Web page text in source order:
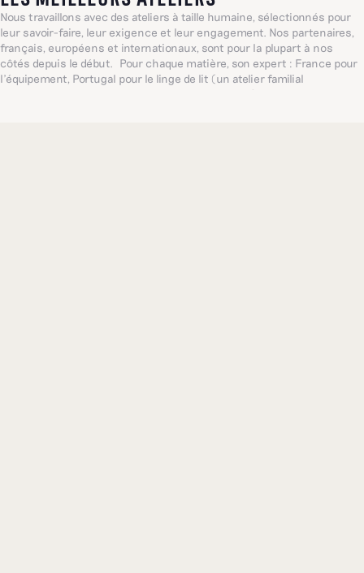
Nous travaillons avec des ateliers à taille humaine, sélectionnés pour
leur savoir-faire, leur exigence et leur engagement. Nos partenaires,
français, européens et internationaux, sont pour la plupart à nos
côtés depuis le début. Pour chaque matière, son expert : France pour
l’équipement, Portugal pour le linge de lit (un atelier familial